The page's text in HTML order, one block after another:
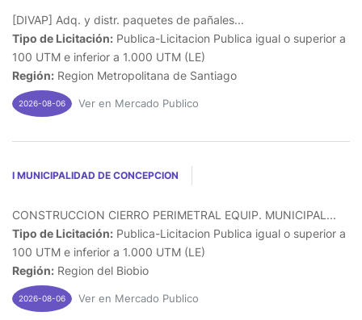
[DIVAP] Adq. y distr. paquetes de pañales...
Tipo de Licitación: Publica-Licitacion Publica igual o superior a
100 UTM e inferior a 1.000 UTM (LE)
Región: Region Metropolitana de Santiago
2026-08-06 Ver en Mercado Publico
I MUNICIPALIDAD DE CONCEPCION
CONSTRUCCION CIERRO PERIMETRAL EQUIP. MUNICIPAL...
Tipo de Licitación: Publica-Licitacion Publica igual o superior a
100 UTM e inferior a 1.000 UTM (LE)
Región: Region del Biobio
2026-08-06 Ver en Mercado Publico